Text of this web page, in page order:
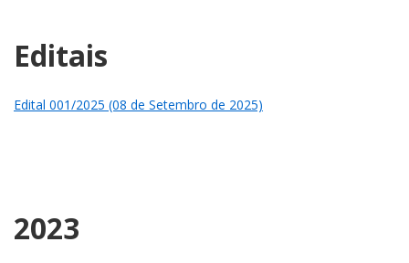
Editais
Edital 001/2025 (08 de Setembro de 2025)
2023